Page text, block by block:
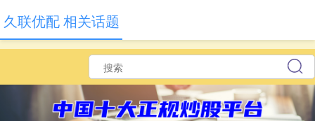
久联优配 相关话题